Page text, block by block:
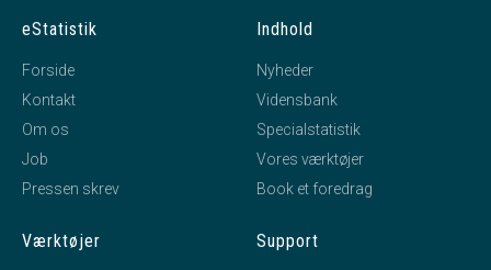
eStatistik
Forside
Kontakt
Om os
Job
Pressen skrev
Indhold
Nyheder
Vidensbank
Specialstatistik
Vores værktøjer
Book et foredrag
Værktøjer Support